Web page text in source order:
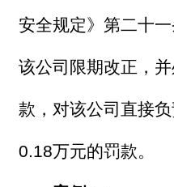
安全规定》第二十
该公司限期改正，
款，对该公司直接
0.18万元的罚款。